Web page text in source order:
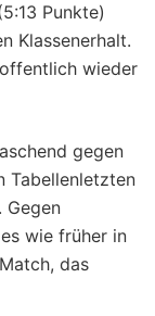
Punkte)
Klassenerhalt.
wieder
gegen
Tabellenletzten
Gegen
wie früher in
das